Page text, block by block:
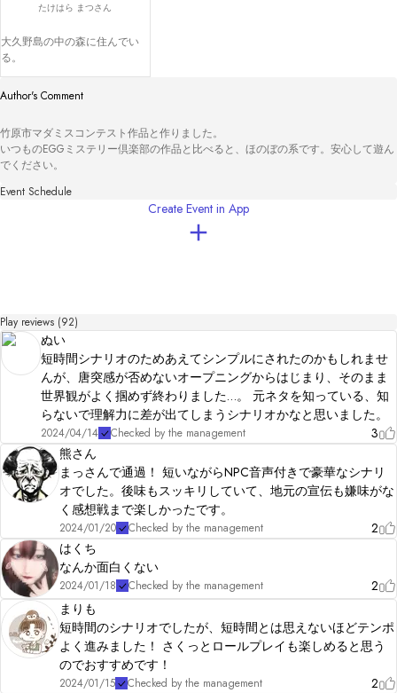
たけはら まつさん
大久野島の中の森に住んでい
る。
Author's Comment
竹原市マダミスコンテスト作品と作りました。
いつものEGGミステリー倶楽部の作品と比べると、ほのぼの系です。安心して遊ん
でください。
Event Schedule
Create Event in App
Play reviews (92)
ぬい
短時間シナリオのためあえてシンプルにされたのかもしれませ
んが、唐突感が否めないオープニングからはじまり、そのまま
世界観がよく掴めず終わりました…。 元ネタを知っている、知
らないで理解力に差が出てしまうシナリオかなと思いました。
2024/04/14 Checked by the management
3
熊さん
まっさんで通過！ 短いながらNPC音声付きで豪華なシナリ
オでした。後味もスッキリしていて、地元の宣伝も嫌味がな
く感想戦まで楽しかったです。
2024/01/20 Checked by the management
2
はくち
なんか面白くない
2024/01/18 Checked by the management
2
まりも
短時間のシナリオでしたが、短時間とは思えないほどテンポ
よく進みました！ さくっとロールプレイも楽しめると思う
のでおすすめです！
2024/01/15 Checked by the management
2